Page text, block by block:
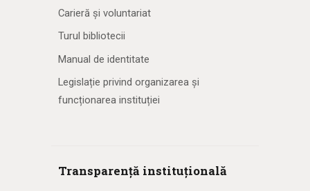
Carieră și voluntariat
Turul bibliotecii
Manual de identitate
Legislație privind organizarea și
funcționarea instituției
Transparență instituțională